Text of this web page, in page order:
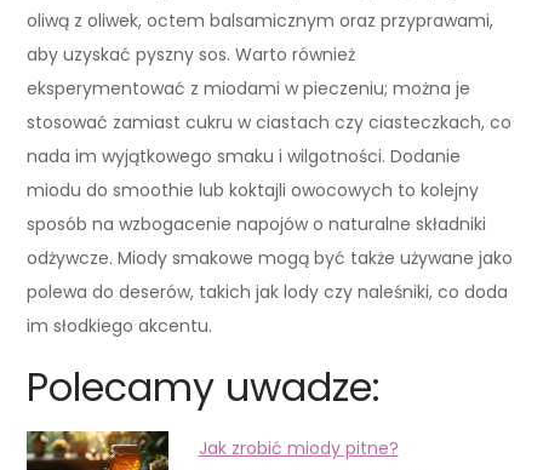
oliwą z oliwek, octem balsamicznym oraz przyprawami,
aby uzyskać pyszny sos. Warto również
eksperymentować z miodami w pieczeniu; można je
stosować zamiast cukru w ciastach czy ciasteczkach, co
nada im wyjątkowego smaku i wilgotności. Dodanie
miodu do smoothie lub koktajli owocowych to kolejny
sposób na wzbogacenie napojów o naturalne składniki
odżywcze. Miody smakowe mogą być także używane jako
polewa do deserów, takich jak lody czy naleśniki, co doda
im słodkiego akcentu.
Polecamy uwadze:
Jak zrobić miody pitne?